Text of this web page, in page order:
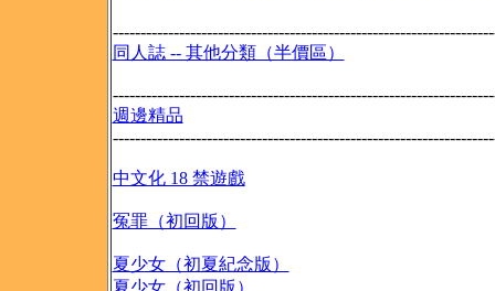
同人誌 -- 其他分類（半價區）
週邊精品
中文化 18 禁遊戲
冤罪（初回版）
夏少女（初夏紀念版）
夏少女（初回版）